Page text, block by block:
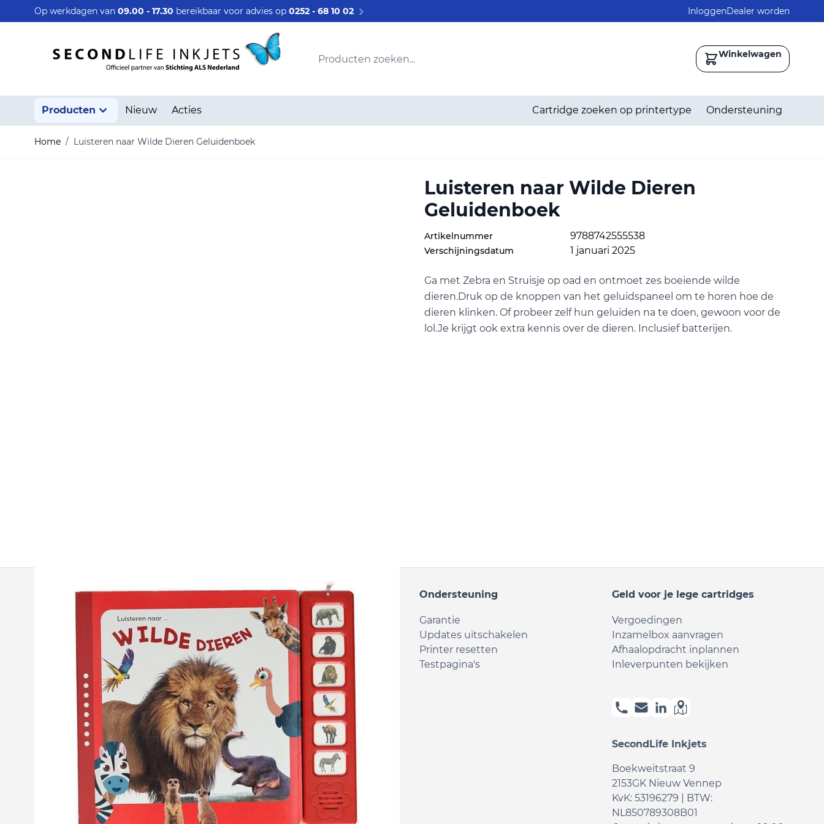
Ga naar de inhoud
Op werkdagen van 09.00 - 17.30 bereikbaar voor advies op 0252 - 68 10 02 InloggenDealer worden
Producten zoeken... Winkelwagen
Producten Nieuw Acties Cartridge zoeken op printertype Ondersteuning
Home / Luisteren naar Wilde Dieren Geluidenboek
Luisteren naar Wilde Dieren
Geluidenboek
Artikelnummer 9788742555538
Verschijningsdatum 1 januari 2025
Ga met Zebra en Struisje op oad en ontmoet zes boeiende wilde
dieren.Druk op de knoppen van het geluidspaneel om te horen hoe de
dieren klinken. Of probeer zelf hun geluiden na te doen, gewoon voor de
lol.Je krijgt ook extra kennis over de dieren. Inclusief batterijen.
Mijn account
Dealer worden
Geschiedenis
Medewerkers
Werken bij
Assortiment
Inkjet Cartridges
Toner Cartridges
Printers & Papier
Kantoorartikelen
Telefoon Accessoires
Computer Accessoires
Batterijen
Feestartikelen
Boeken
Puzzelboeken
Wenskaarten
Spellen & Speelgoed
Kalenders & Boodschappenlijstjes
Persoonlijke verzorging
Ondersteuning
Garantie
Updates uitschakelen
Printer resetten
Testpagina's
Geld voor je lege cartridges
Vergoedingen
Inzamelbox aanvragen
Afhaalopdracht inplannen
Inleverpunten bekijken
SecondLife Inkjets
Boekweitstraat 9
2153GK Nieuw Vennep
KvK: 53196279 | BTW:
NL850789308B01